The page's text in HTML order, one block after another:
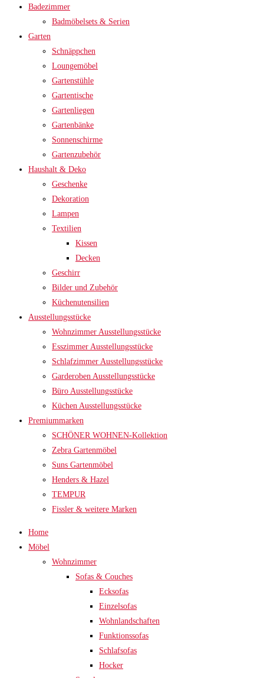
Badezimmer
Badmöbelsets & Serien
Garten
Schnäppchen
Loungemöbel
Gartenstühle
Gartentische
Gartenliegen
Gartenbänke
Sonnenschirme
Gartenzubehör
Haushalt & Deko
Geschenke
Dekoration
Lampen
Textilien
Kissen
Decken
Geschirr
Bilder und Zubehör
Küchenutensilien
Ausstellungsstücke
Wohnzimmer Ausstellungsstücke
Esszimmer Ausstellungsstücke
Schlafzimmer Ausstellungsstücke
Garderoben Ausstellungsstücke
Büro Ausstellungsstücke
Küchen Ausstellungsstücke
Premiummarken
SCHÖNER WOHNEN-Kollektion
Zebra Gartenmöbel
Suns Gartenmöbel
Henders & Hazel
TEMPUR
Fissler & weitere Marken
Home
Möbel
Wohnzimmer
Sofas & Couches
Ecksofas
Einzelsofas
Wohnlandschaften
Funktionssofas
Schlafsofas
Hocker